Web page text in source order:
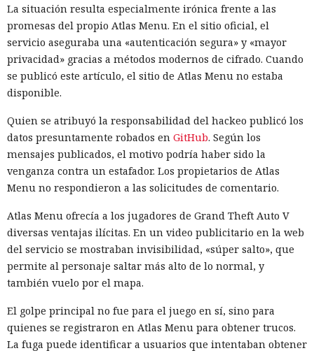
La situación resulta especialmente irónica frente a las
promesas del propio Atlas Menu. En el sitio oficial, el
servicio aseguraba una «autenticación segura» y «mayor
privacidad» gracias a métodos modernos de cifrado. Cuando
se publicó este artículo, el sitio de Atlas Menu no estaba
disponible.
Quien se atribuyó la responsabilidad del hackeo publicó los
datos presuntamente robados en GitHub. Según los
mensajes publicados, el motivo podría haber sido la
venganza contra un estafador. Los propietarios de Atlas
Menu no respondieron a las solicitudes de comentario.
Atlas Menu ofrecía a los jugadores de Grand Theft Auto V
diversas ventajas ilícitas. En un video publicitario en la web
del servicio se mostraban invisibilidad, «súper salto», que
permite al personaje saltar más alto de lo normal, y
también vuelo por el mapa.
El golpe principal no fue para el juego en sí, sino para
quienes se registraron en Atlas Menu para obtener trucos.
La fuga puede identificar a usuarios que intentaban obtener